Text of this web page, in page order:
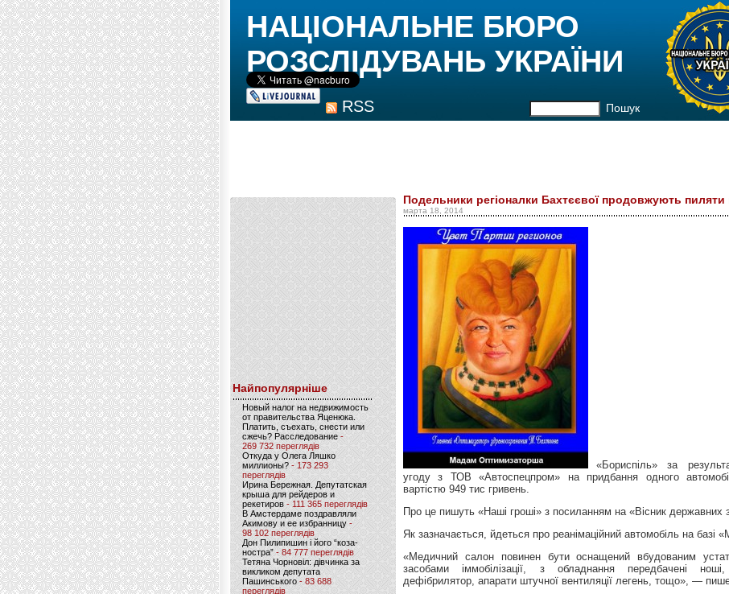
RSS Пошук
НАЦІОНАЛЬНЕ БЮРО
РОЗСЛІДУВАНЬ УКРАЇНИ
Найпопулярніше
Новый налог на недвижимость
от правительства Яценюка.
Платить, съехать, снести или
сжечь? Расследование-
269 732 переглядів
Откуда у Олега Ляшко
миллионы? - 173 293
переглядів
Ирина Бережная. Депутатская
крыша для рейдеров и
рекетиров - 111 365 переглядів
В Амстердаме поздравляли
Акимову и ее избранницу -
98 102 переглядів
Дон Пилипишин і його “коза-
ностра” - 84 777 переглядів
Тетяна Чорновіл: дівчинка за
викликом депутата
Пашинського- 83 688
переглядів
Подельники регіоналки Бахтєєвої продовжують
марта 18, 2014
«Бориспіль» за
угоду з ТОВ «Автоспецпром» на придбання одного
вартістю 949 тис гривень.
Про це пишуть «Наші гроші» з посиланням на «Вісник державних
Як зазначається, йдеться про реанімаційний автомобіль на базі
«Медичний салон повинен бути оснащений вбудованим
засобами іммобілізації, з обладнання передбачені
дефібрилятор, апарати штучної вентиляції легень, тощо», —